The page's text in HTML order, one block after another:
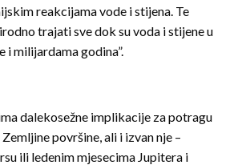
reakcijama vode i stijena. Te
trajati sve dok su voda i stijene u
i milijardama godina”.
dalekosežne implikacije za potragu
površine, ali i izvan nje –
ili ledenim mjesecima Jupitera i